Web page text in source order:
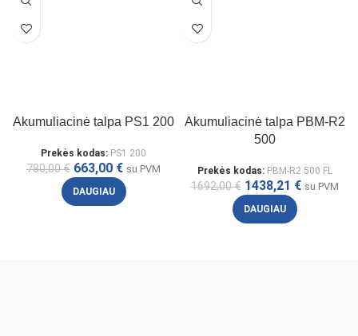
Akumuliacinė talpa PS1 200
Prekės kodas: PS1 200
780,00€ 663,00 € su PVM
DAUGIAU
Akumuliacinė talpa PBM-R2
500
Prekės kodas: PBM-R2 500 FL
1692,00€ 1438,21 € su PVM
DAUGIAU